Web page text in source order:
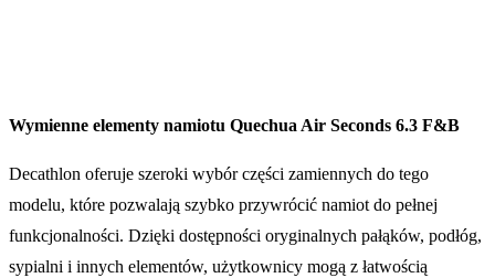
Wymienne elementy namiotu Quechua Air Seconds 6.3 F&B
Decathlon oferuje szeroki wybór części zamiennych do tego
modelu, które pozwalają szybko przywrócić namiot do pełnej
funkcjonalności. Dzięki dostępności oryginalnych pałąków, podłóg,
sypialni i innych elementów, użytkownicy mogą z łatwością